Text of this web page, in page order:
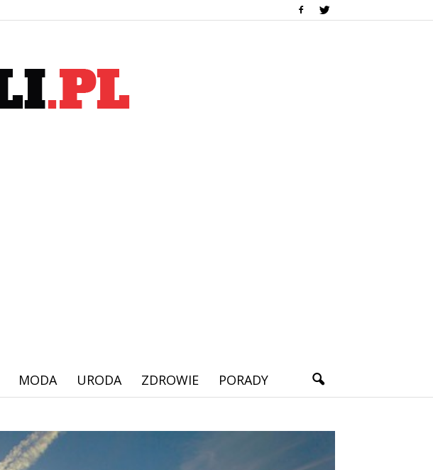
MODA URODA ZDROWIE PORADY